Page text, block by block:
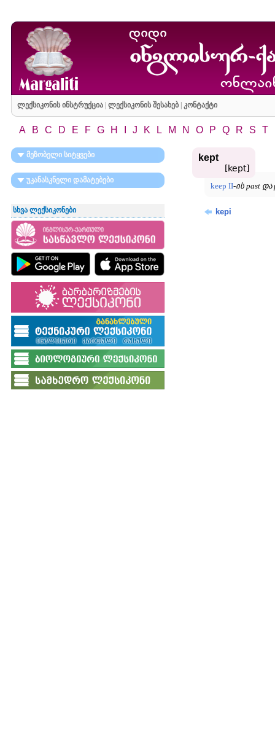
ლექსიკონის ინსტრუქცია| ლექსიკონის შესახებ| კონტაქტი
A B C D E F G H J K L M N O P Q R S T
მეზობელი სიტყვები
უკანასკნელი დამატებები
სხვა ლექსიკონები
kept
[kept]
keep II-ის past და
kepi